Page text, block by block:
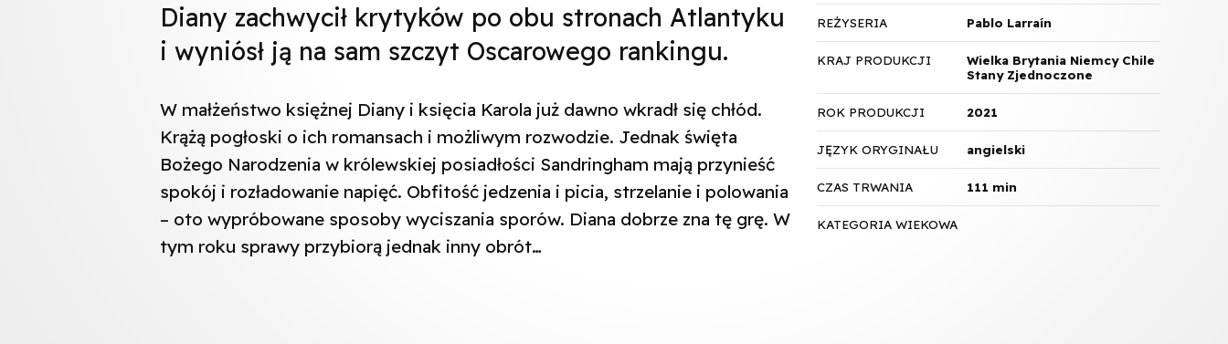
Diany zachwycił krytyków po obu stronach Atlantyku
i wyniósł ją na sam szczyt Oscarowego rankingu.
W małżeństwo księżnej Diany i księcia Karola już dawno wkradł się chłód.
Krążą pogłoski o ich romansach i możliwym rozwodzie. Jednak święta
Bożego Narodzenia w królewskiej posiadłości Sandringham mają przynieść
spokój i rozładowanie napięć. Obfitość jedzenia i picia, strzelanie i polowania
– oto wypróbowane sposoby wyciszania sporów. Diana dobrze zna tę grę. W
tym roku sprawy przybiorą jednak inny obrót…
REŻYSERIA Pablo Larraín
KRAJ PRODUKCJI
Wielka Brytania Niemcy Chile
Stany Zjednoczone
ROK PRODUKCJI 2021
JĘZYK ORYGINAŁU angielski
CZAS TRWANIA 111 min
KATEGORIA WIEKOWA